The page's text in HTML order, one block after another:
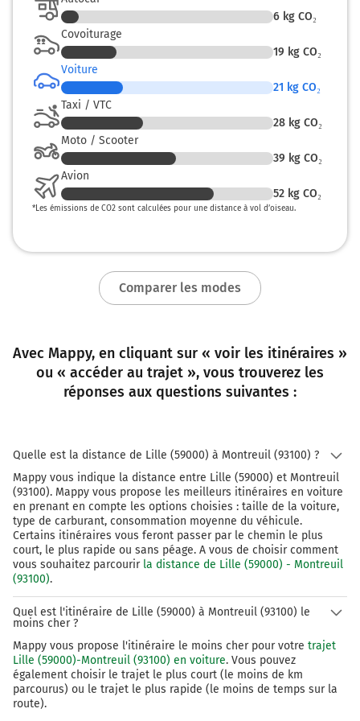
Tourner légèrement à gauche sur Avenue Cartellier et
continuer sur 170 mètres
Continuer Avenue Cartellier sur 1,9 kilomètre
Avenue Cartellier
216 km
Tourner à gauche sur D37 D902 D20 (Rue de Paris) et
continuer sur 85 mètres
217 km
et continuer sur 20 mètres
217 km
Montreuil
93100
6 kg CO₂
Covoiturage
19 kg CO₂
Voiture
21 kg CO₂
Taxi / VTC
28 kg CO₂
Moto / Scooter
39 kg CO₂
Avion
52 kg CO₂
*Les émissions de CO2 sont calculées pour une distance à vol d’oiseau.
Comparer les modes
Avec Mappy, en cliquant sur « voir les itinéraires »
ou « accéder au trajet », vous trouverez les
réponses aux questions suivantes :
Quelle est la distance de Lille (59000) à Montreuil (93100) ?
Mappy vous indique la distance entre Lille (59000) et Montreuil
(93100). Mappy vous propose les meilleurs itinéraires en voiture
en prenant en compte les options choisies : taille de la voiture,
type de carburant, consommation moyenne du véhicule.
Certains itinéraires vous feront passer par le chemin le plus
court, le plus rapide ou sans péage. A vous de choisir comment
vous souhaitez parcourir la distance de Lille (59000) - Montreuil
(93100).
Quel est l'itinéraire de Lille (59000) à Montreuil (93100) le
moins cher ?
Mappy vous propose l'itinéraire le moins cher pour votre trajet
Lille (59000)-Montreuil (93100) en voiture. Vous pouvez
également choisir le trajet le plus court (le moins de km
parcourus) ou le trajet le plus rapide (le moins de temps sur la
route).